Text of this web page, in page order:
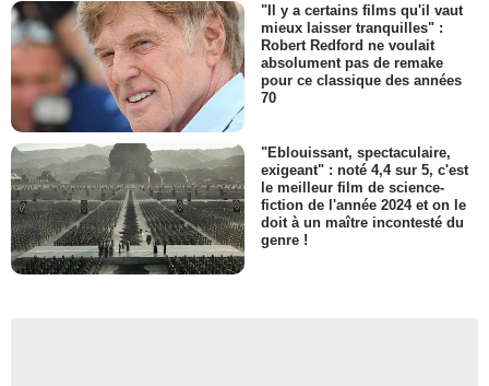
"Il y a certains films qu'il vaut
mieux laisser tranquilles" :
Robert Redford ne voulait
absolument pas de remake
pour ce classique des années
70
"Eblouissant, spectaculaire,
exigeant" : noté 4,4 sur 5, c'est
le meilleur film de science-
fiction de l'année 2024 et on le
doit à un maître incontesté du
genre !